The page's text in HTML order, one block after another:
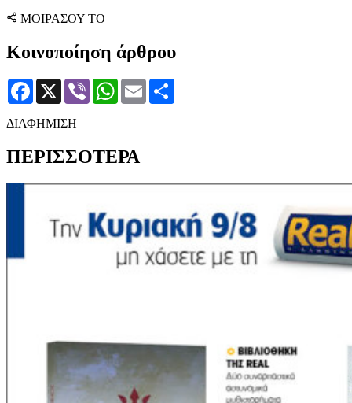
ΜΟΙΡΑΣΟΥ ΤΟ
Κοινοποίηση άρθρου
Facebook
X Viber WhatsApp
Email
ΔΙΑΦΗΜΙΣΗ
ΠΕΡΙΣΣΟΤΕΡΑ